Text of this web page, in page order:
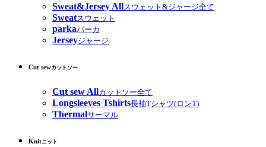
Sweat&Jersey Allスウェット&ジャージ全て
Sweatスウェット
parkaパーカ
Jerseyジャージ
Cut sewカットソー
Cut sew Allカットソー全て
Longsleeves Tshirts長袖Tシャツ(ロンT)
Thermalサーマル
Knitニット